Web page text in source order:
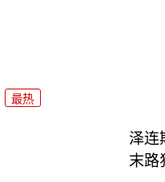
最热
泽连
末路